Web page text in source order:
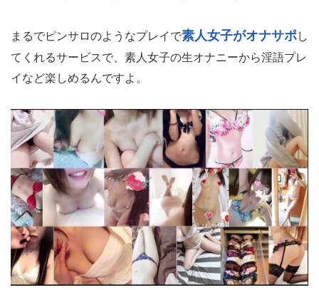
まるでピンサロのようなプレイで素人女子がオナサポし
てくれるサービスで、素人女子の生オナニーから淫語プレ
イなど楽しめるんですよ。